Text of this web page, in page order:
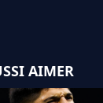
AIMER